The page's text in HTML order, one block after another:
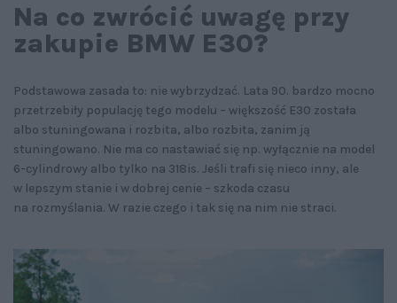
Na co zwrócić uwagę przy
zakupie BMW E30?
Podstawowa zasada to: nie wybrzydzać. Lata 90. bardzo mocno
przetrzebiły populację tego modelu – większość E30 została
albo stuningowana i rozbita, albo rozbita, zanim ją
stuningowano. Nie ma co nastawiać się np. wyłącznie na model
6-cylindrowy albo tylko na 318is. Jeśli trafi się nieco inny, ale
w lepszym stanie i w dobrej cenie – szkoda czasu
na rozmyślania. W razie czego i tak się na nim nie straci.